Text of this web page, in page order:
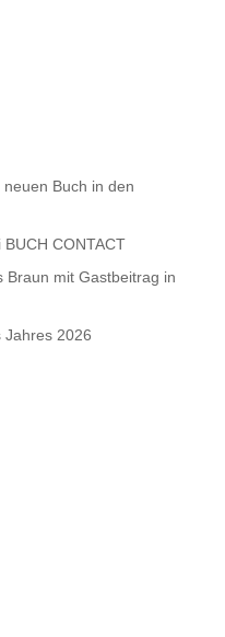
Buch in den
CONTACT
Braun mit Gastbeitrag in
Jahres 2026